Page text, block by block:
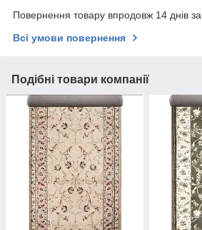
Повернення товару впродовж 14 днів
Всі умови повернення
Подібні товари компанії